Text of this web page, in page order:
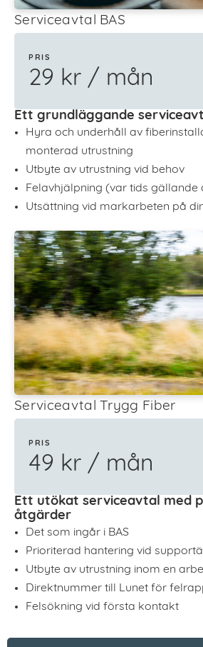
Serviceavtal BAS
PRIS
29 kr / mån
Ett grundläggande
Hyra och underhåll av
monterad utrustning
Utbyte av utrustning vid behov
Felavhjälpning (var tids gällande
Utsättning vid markarbeten på
Serviceavtal Trygg Fiber
PRIS
49 kr / mån
Ett utökat serviceavtal med
åtgärder
Det som ingår i BAS
Prioriterad hantering vid
Utbyte av utrustning inom en
Direktnummer till Lunet för
Felsökning vid första kontakt